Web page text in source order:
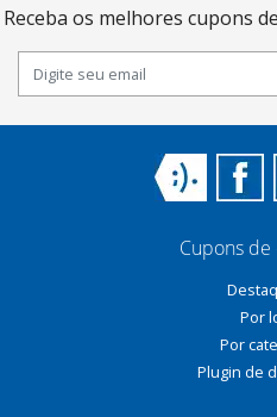
Receba os melhores cupons
Cupons
Por
Por
Plugin de